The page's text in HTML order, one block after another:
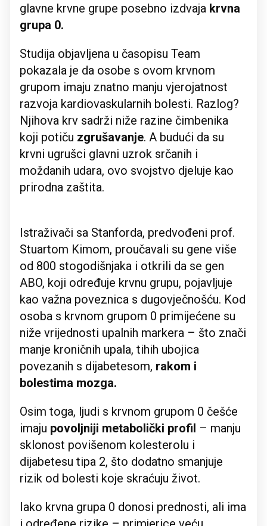
glavne krvne grupe posebno izdvaja krvna
grupa 0.
Studija objavljena u časopisu Team
pokazala je da osobe s ovom krvnom
grupom imaju znatno manju vjerojatnost
razvoja kardiovaskularnih bolesti. Razlog?
Njihova krv sadrži niže razine čimbenika
koji potiču zgrušavanje. A budući da su
krvni ugrušci glavni uzrok srčanih i
moždanih udara, ovo svojstvo djeluje kao
prirodna zaštita.
Istraživači sa Stanforda, predvođeni prof.
Stuartom Kimom, proučavali su gene više
od 800 stogodišnjaka i otkrili da se gen
ABO, koji određuje krvnu grupu, pojavljuje
kao važna poveznica s dugovječnošću. Kod
osoba s krvnom grupom 0 primijećene su
niže vrijednosti upalnih markera – što znači
manje kroničnih upala, tihih ubojica
povezanih s dijabetesom, rakom i
bolestima mozga.
Osim toga, ljudi s krvnom grupom 0 češće
imaju povoljniji metabolički profil – manju
sklonost povišenom kolesterolu i
dijabetesu tipa 2, što dodatno smanjuje
rizik od bolesti koje skraćuju život.
Iako krvna grupa 0 donosi prednosti, ali ima